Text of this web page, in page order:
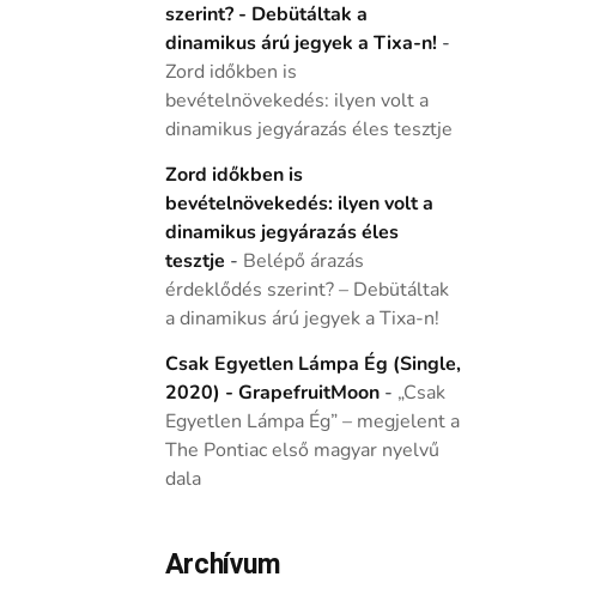
szerint? - Debütáltak a
dinamikus árú jegyek a Tixa-n! -
Zord időkben is
bevételnövekedés: ilyen volt a
dinamikus jegyárazás éles tesztje
Zord időkben is
bevételnövekedés: ilyen volt a
dinamikus jegyárazás éles
tesztje - Belépő árazás
érdeklődés szerint? – Debütáltak
a dinamikus árú jegyek a Tixa-n!
Csak Egyetlen Lámpa Ég (Single,
2020) - GrapefruitMoon- „Csak
Egyetlen Lámpa Ég” – megjelent a
The Pontiac első magyar nyelvű
dala
Archívum